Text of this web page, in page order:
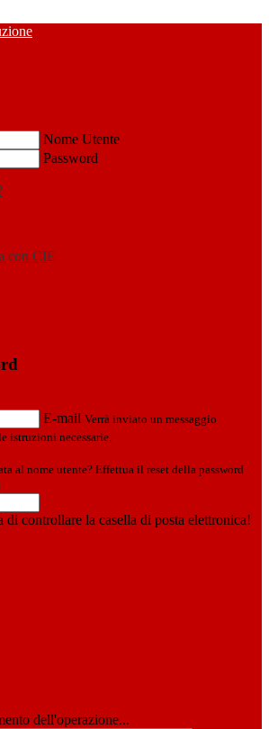
Nome Utente
Password
con CIE
E-mail Verrà inviato un messaggio
istruzioni necessarie.
al nome utente? Effettua il reset della password
di controllare la casella di posta elettronica!
dell'operazione...